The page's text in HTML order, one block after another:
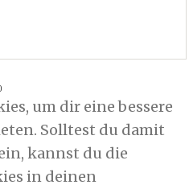
um dir eine bessere
Solltest du damit
kannst du die
in deinen